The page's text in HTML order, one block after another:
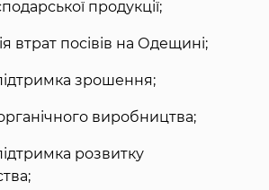
продукції;
втрат посівів на Одещині;
зрошення;
виробництва;
розвитку